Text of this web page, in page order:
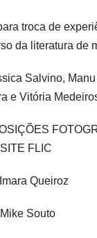
troca de
da literatura de
Salvino,
e Vitória
FLIC
Queiroz
Souto